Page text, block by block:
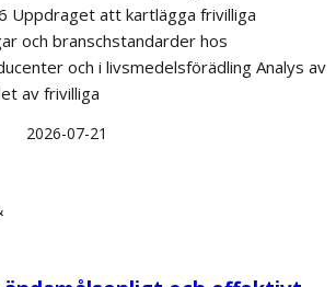
Uppdraget att kartlägga frivilliga
och branschstandarder hos
och i livsmedelsförädling Analys av
av frivilliga
2026-07-21